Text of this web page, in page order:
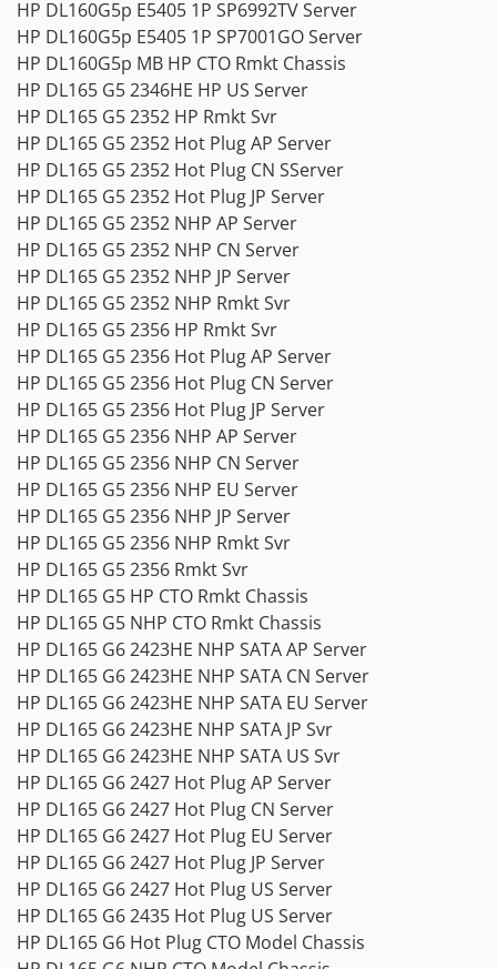
HP DL160G5p E5405 1P SP6992TV Server
HP DL160G5p E5405 1P SP7001GO Server
HP DL160G5p MB HP CTO Rmkt Chassis
HP DL165 G5 2346HE HP US Server
HP DL165 G5 2352 HP Rmkt Svr
HP DL165 G5 2352 Hot Plug AP Server
HP DL165 G5 2352 Hot Plug CN SServer
HP DL165 G5 2352 Hot Plug JP Server
HP DL165 G5 2352 NHP AP Server
HP DL165 G5 2352 NHP CN Server
HP DL165 G5 2352 NHP JP Server
HP DL165 G5 2352 NHP Rmkt Svr
HP DL165 G5 2356 HP Rmkt Svr
HP DL165 G5 2356 Hot Plug AP Server
HP DL165 G5 2356 Hot Plug CN Server
HP DL165 G5 2356 Hot Plug JP Server
HP DL165 G5 2356 NHP AP Server
HP DL165 G5 2356 NHP CN Server
HP DL165 G5 2356 NHP EU Server
HP DL165 G5 2356 NHP JP Server
HP DL165 G5 2356 NHP Rmkt Svr
HP DL165 G5 2356 Rmkt Svr
HP DL165 G5 HP CTO Rmkt Chassis
HP DL165 G5 NHP CTO Rmkt Chassis
HP DL165 G6 2423HE NHP SATA AP Server
HP DL165 G6 2423HE NHP SATA CN Server
HP DL165 G6 2423HE NHP SATA EU Server
HP DL165 G6 2423HE NHP SATA JP Svr
HP DL165 G6 2423HE NHP SATA US Svr
HP DL165 G6 2427 Hot Plug AP Server
HP DL165 G6 2427 Hot Plug CN Server
HP DL165 G6 2427 Hot Plug EU Server
HP DL165 G6 2427 Hot Plug JP Server
HP DL165 G6 2427 Hot Plug US Server
HP DL165 G6 2435 Hot Plug US Server
HP DL165 G6 Hot Plug CTO Model Chassis